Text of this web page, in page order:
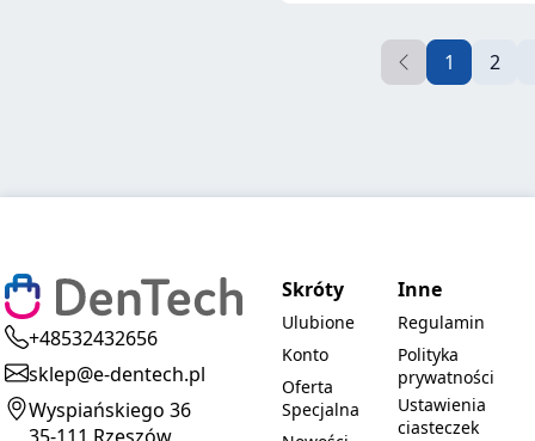
1 2
+48532432656
sklep@e-dentech.pl
Wyspiańskiego 36
Skróty
Ulubione
Konto
Oferta
Specjalna
Inne
Regulamin
Polityka
prywatności
Ustawienia
ciasteczek